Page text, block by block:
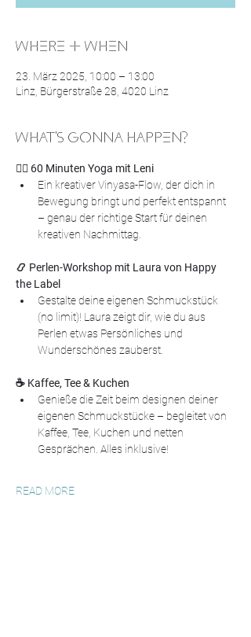
WHERE & WHEN
23. März 2025, 10:00 – 13:00
Linz, Bürgerstraße 28, 4020 Linz
WHAT'S GONNA HAPPEN?
🧘‍♀️ 60 Minuten Yoga mit Leni
Ein kreativer Vinyasa-Flow, der dich in
Bewegung bringt und perfekt entspannt
– genau der richtige Start für deinen
kreativen Nachmittag.
📿 Perlen-Workshop mit Laura von Happy
the Label
Gestalte deine eigenen Schmuckstück
(no limit)! Laura zeigt dir, wie du aus
Perlen etwas Persönliches und
Wunderschönes zauberst.
☕ Kaffee, Tee & Kuchen
Genieße die Zeit beim designen deiner
eigenen Schmuckstücke – begleitet von
Kaffee, Tee, Kuchen und netten
Gesprächen. Alles inklusive!
READ MORE